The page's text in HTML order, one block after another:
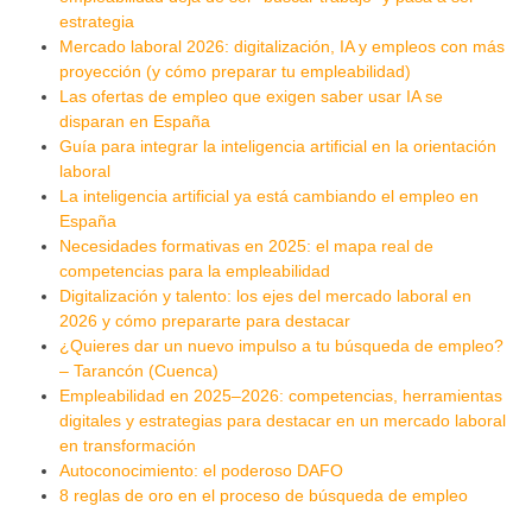
estrategia
Mercado laboral 2026: digitalización, IA y empleos con más
proyección (y cómo preparar tu empleabilidad)
Las ofertas de empleo que exigen saber usar IA se
disparan en España
Guía para integrar la inteligencia artificial en la orientación
laboral
La inteligencia artificial ya está cambiando el empleo en
España
Necesidades formativas en 2025: el mapa real de
competencias para la empleabilidad
Digitalización y talento: los ejes del mercado laboral en
2026 y cómo prepararte para destacar
¿Quieres dar un nuevo impulso a tu búsqueda de empleo?
– Tarancón (Cuenca)
Empleabilidad en 2025–2026: competencias, herramientas
digitales y estrategias para destacar en un mercado laboral
en transformación
Autoconocimiento: el poderoso DAFO
8 reglas de oro en el proceso de búsqueda de empleo